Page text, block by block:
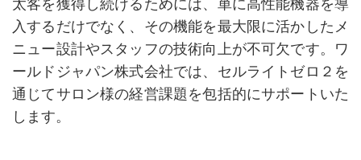
太客を獲得し続けるためには、単に高性能機器を導
入するだけでなく、その機能を最大限に活かしたメ
ニュー設計やスタッフの技術向上が不可欠です。ワ
ールドジャパン株式会社では、セルライトゼロ２を
通じてサロン様の経営課題を包括的にサポートいた
します。